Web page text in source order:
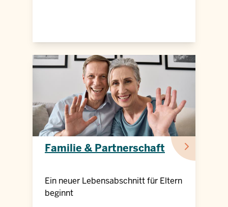
Familie & Partnerschaft
Ein neuer Lebensabschnitt für Eltern
beginnt